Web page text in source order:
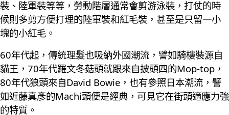
裝、陸軍裝等等，勞動階層通常會剪游泳裝，打仗的時
候則多剪方便打理的陸軍裝和紅毛裝，甚至是只留一小
塊的小紅毛。
60年代起，傳統理髮也吸納外國潮流，譬如騎樓裝源自
貓王，70年代羅文冬菇頭就跟來自披頭四的Mop-top，
80年代狼頭來自David Bowie，也有參照日本潮流，譬
如近藤真彥的Machi頭便是經典，可見它在街頭適應力強
的特質。